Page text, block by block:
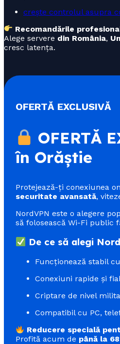
crește controlul asupra
Recomandările
Alege servere din România,
cresc latența.
OFERTĂ EXCLUSIVĂ
OFERTĂ
în Orăștie
Protejează-ți conexiunea
securitate avansată,
NordVPN este o alegere
să folosească Wi-Fi public
De ce să alegi
Funcționează stabil
Conexiuni rapide și
Criptare de nivel
Compatibil cu PC,
Reducere specială
Profită acum de până la